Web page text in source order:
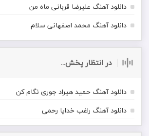
دانلود آهنگ علیرضا قربانی ماه من
دانلود آهنگ محمد اصفهانی سلام
در انتظار پخش...
دانلود آهنگ حمید هیراد جوری نگام کن
دانلود آهنگ راغب خدایا رحمی